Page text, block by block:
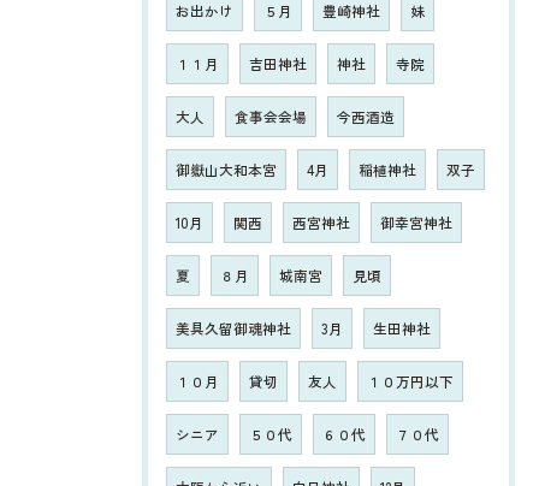
お出かけ ５月 豊崎神社 妹
１１月 吉田神社 神社 寺院
大人 食事会会場 今西酒造
御嶽山大和本宮 4月 稲植神社 双子
10月 関西 西宮神社 御幸宮神社
夏 ８月 城南宮 見頃
美具久留御魂神社 3月 生田神社
１０月 貸切 友人 １０万円以下
シニア ５０代 ６０代 ７０代